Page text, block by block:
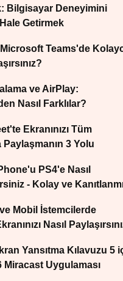
Bilgisayar Deneyimini
Getirmek
Microsoft Teams'de
ve AirPlay:
Nasıl Farklılar?
Ekranınızı Tüm
3 Yolu
PS4'e Nasıl
- Kolay ve
Mobil İstemcilerde
Nasıl
Yansıtma Kılavuzu 5
Miracast Uygulaması